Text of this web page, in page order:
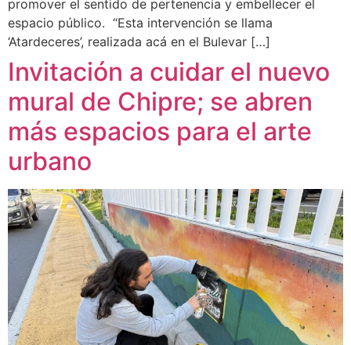
promover el sentido de pertenencia y embellecer el
espacio público. “Esta intervención se llama
‘Atardeceres’, realizada acá en el Bulevar […]
Invitación a cuidar el nuevo
mural de Chipre; se abren
más espacios para el arte
urbano